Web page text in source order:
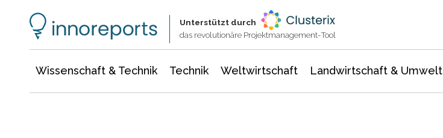
Unterstützt durch
das revolutionäre Projektmanagement-Tool
Wissenschaft & Technik Technik Weltwirtschaft Landwirtschaft & Umwelt